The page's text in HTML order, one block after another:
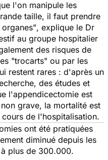
l'on manipule les
taille, il faut prendre
, explique le Dr
au groupe hospitalier
des risques de
"trocarts" ou par les
restent rares : d'après un
des études et
l'appendicectomie est
grave, la mortalité est
de l'hospitalisation.
ont été pratiquées
diminué depuis les
plus de 300.000.